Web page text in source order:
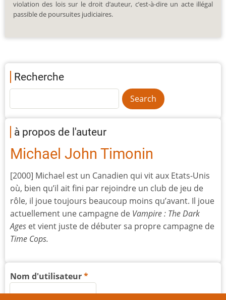
violation des lois sur le droit d’auteur, c’est-à-dire un acte illégal
passible de poursuites judiciaires.
Recherche
à propos de l'auteur
Michael John Timonin
[2000] Michael est un Canadien qui vit aux Etats-Unis
où, bien qu’il ait fini par rejoindre un club de jeu de
rôle, il joue toujours beaucoup moins qu’avant. Il joue
actuellement une campagne de Vampire : The Dark
Ages et vient juste de débuter sa propre campagne de
Time Cops.
Nom d'utilisateur